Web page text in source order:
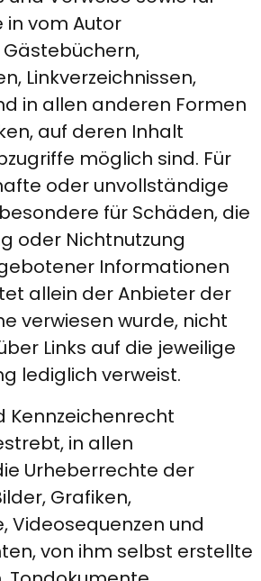
vom Autor
Linkverzeichnissen,
in allen anderen Formen
auf deren Inhalt
möglich sind. Für
oder unvollständige
für Schäden, die
oder Nichtnutzung
Informationen
allein der Anbieter der
verwiesen wurde, nicht
Links auf die jeweilige
lediglich verweist.
Kennzeichenrecht
in allen
Urheberrechte der
Grafiken,
Videosequenzen und
von ihm selbst erstellte